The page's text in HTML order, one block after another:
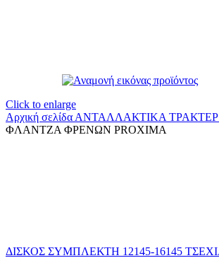
Click to enlarge
Αρχική σελίδα ΑΝΤΑΛΛΑΚΤΙΚΑ ΤΡΑΚΤΕΡ
ΦΛΑΝΤΖΑ ΦΡΕΝΩΝ PROXIMA
ΔΙΣΚΟΣ ΣΥΜΠΛΕΚΤΗ 12145-16145